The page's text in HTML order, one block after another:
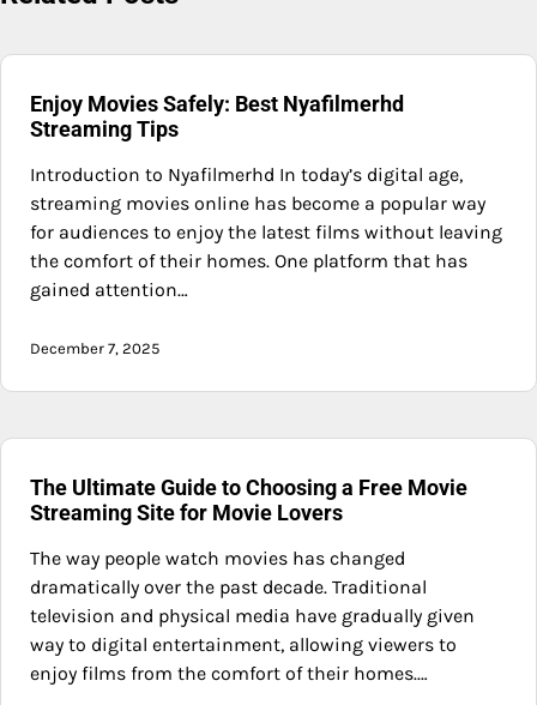
Enjoy Movies Safely: Best Nyafilmerhd
Streaming Tips
Introduction to Nyafilmerhd In today’s digital age,
streaming movies online has become a popular way
for audiences to enjoy the latest films without leaving
the comfort of their homes. One platform that has
gained attention…
December 7, 2025
The Ultimate Guide to Choosing a Free Movie
Streaming Site for Movie Lovers
The way people watch movies has changed
dramatically over the past decade. Traditional
television and physical media have gradually given
way to digital entertainment, allowing viewers to
enjoy films from the comfort of their homes.…